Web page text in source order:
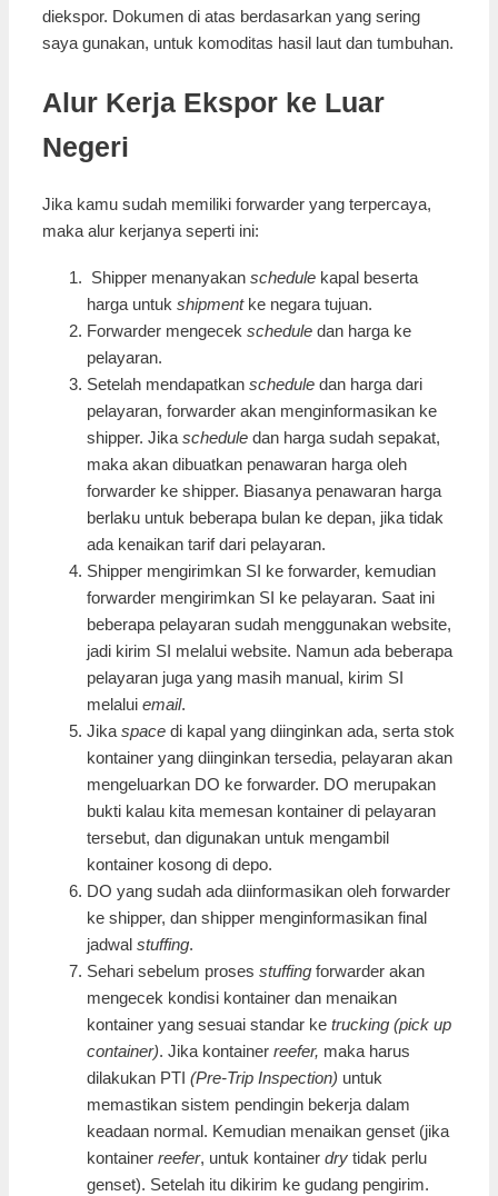
diekspor. Dokumen di atas berdasarkan yang sering
saya gunakan, untuk komoditas hasil laut dan tumbuhan.
Alur Kerja Ekspor ke Luar
Negeri
Jika kamu sudah memiliki forwarder yang terpercaya,
maka alur kerjanya seperti ini:
Shipper menanyakan schedule kapal beserta
harga untuk shipmentke negara tujuan.
Forwarder mengecek schedule dan harga ke
pelayaran.
Setelah mendapatkan schedule dan harga dari
pelayaran, forwarder akan menginformasikan ke
shipper. Jika schedule dan harga sudah sepakat,
maka akan dibuatkan penawaran harga oleh
forwarder ke shipper. Biasanya penawaran harga
berlaku untuk beberapa bulan ke depan, jika tidak
ada kenaikan tarif dari pelayaran.
Shipper mengirimkan SI ke forwarder, kemudian
forwarder mengirimkan SI ke pelayaran. Saat ini
beberapa pelayaran sudah menggunakan website,
jadi kirim SI melalui website. Namun ada beberapa
pelayaran juga yang masih manual, kirim SI
melalui email.
Jika space di kapal yang diinginkan ada, serta stok
kontainer yang diinginkan tersedia, pelayaran akan
mengeluarkan DO ke forwarder. DO merupakan
bukti kalau kita memesan kontainer di pelayaran
tersebut, dan digunakan untuk mengambil
kontainer kosong di depo.
DO yang sudah ada diinformasikan oleh forwarder
ke shipper, dan shipper menginformasikan final
jadwal stuffing.
Sehari sebelum proses stuffing forwarder akan
mengecek kondisi kontainer dan menaikan
kontainer yang sesuai standar ke trucking (pick up
container). Jika kontainer reefer, maka harus
dilakukan PTI (Pre-Trip Inspection) untuk
memastikan sistem pendingin bekerja dalam
keadaan normal. Kemudian menaikan genset (jika
kontainer reefer, untuk kontainer dry tidak perlu
genset). Setelah itu dikirim ke gudang pengirim.